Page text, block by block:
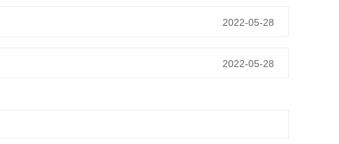
2022-05-28
2022-05-28